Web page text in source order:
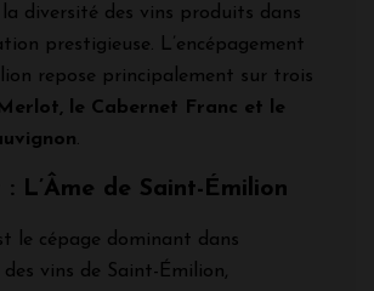
la diversité des vins produits dans
prestigieuse. L’encépagement
repose principalement sur trois
le Cabernet Franc et le
.
L’Âme de Saint-Émilion
le cépage dominant dans
des vins de Saint-Émilion,